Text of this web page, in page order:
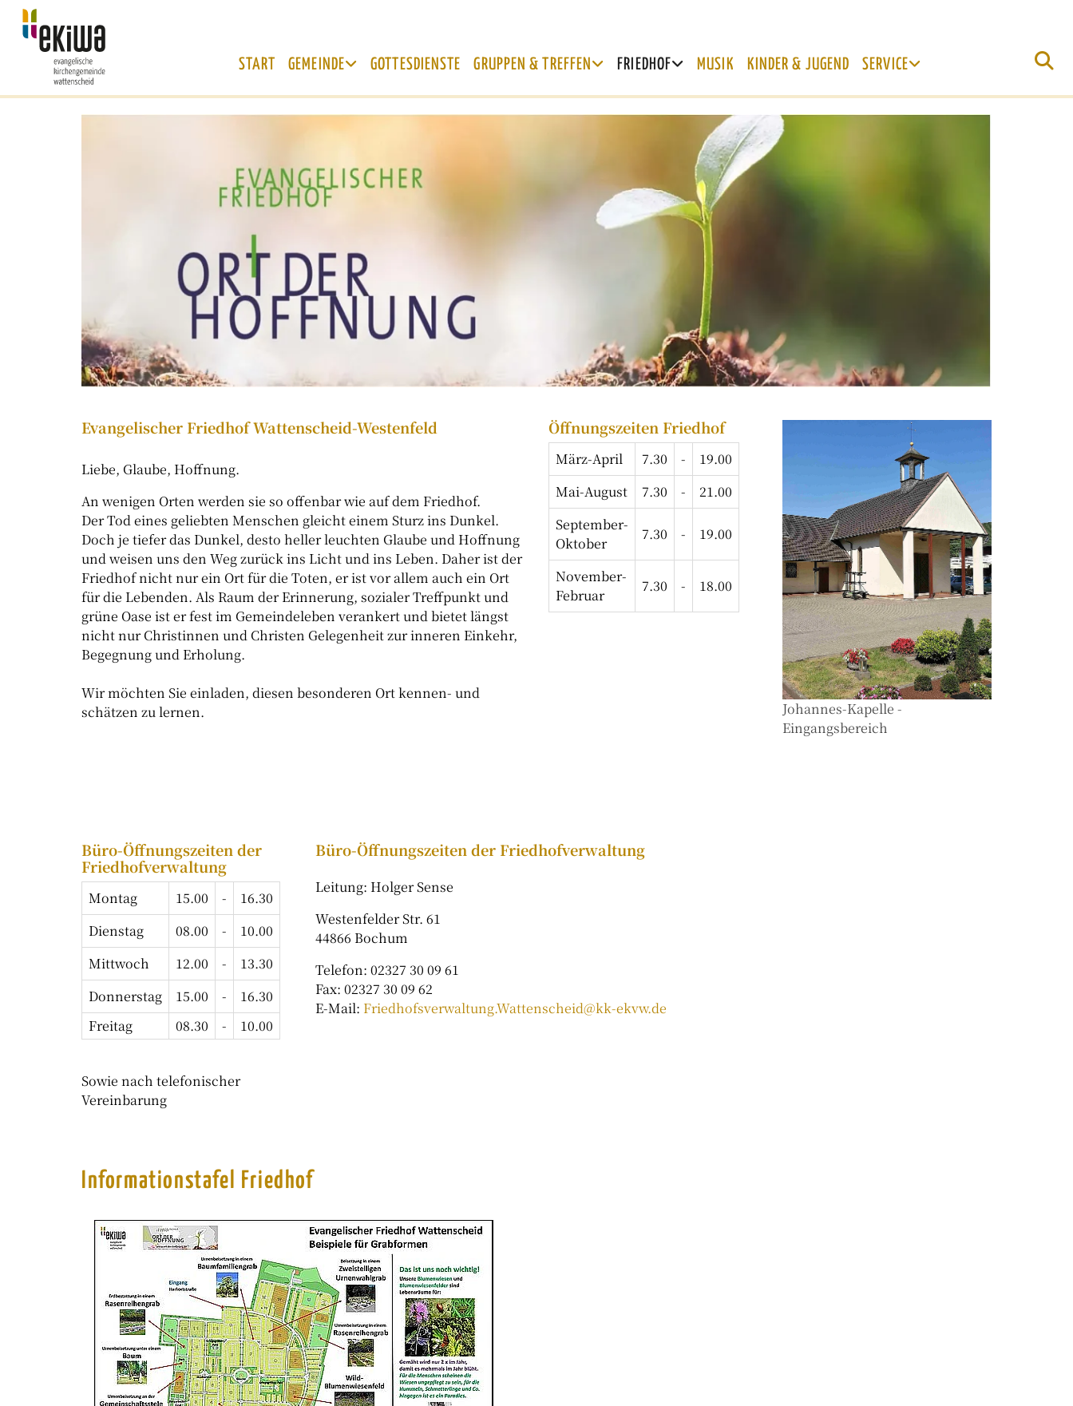
START GEMEINDE GOTTESDIENSTE GRUPPEN & TREFFEN FRIEDHOF MUSIK KINDER & JUGEND SERVICE
Evangelischer Friedhof Wattenscheid-Westenfeld
Liebe, Glaube, Hoffnung.
An wenigen Orten werden sie so offenbar wie auf dem Friedhof.
Der Tod eines geliebten Menschen gleicht einem Sturz ins Dunkel.
Doch je tiefer das Dunkel, desto heller leuchten Glaube und Hoffnung
und weisen uns den Weg zurück ins Licht und ins Leben. Daher ist der
Friedhof nicht nur ein Ort für die Toten, er ist vor allem auch ein Ort
für die Lebenden. Als Raum der Erinnerung, sozialer Treffpunkt und
grüne Oase ist er fest im Gemeindeleben verankert und bietet längst
nicht nur Christinnen und Christen Gelegenheit zur inneren Einkehr,
Begegnung und Erholung.
Wir möchten Sie einladen, diesen besonderen Ort kennen- und
schätzen zu lernen.
Öffnungszeiten Friedhof
März-April 7.30 -
19.00
Mai-August
7.30 -
21.00
September-
Oktober
7.30 - 19.00
November-
Februar
7.30 - 18.00
Johannes-Kapelle -
Eingangsbereich
Büro-Öffnungszeiten der
Friedhofverwaltung
Montag 15.00 -
16.30
Dienstag
08.00 -
10.00
Mittwoch
12.00 -
13.30
Donnerstag
15.00 -
16.30
Freitag
08.30 - 10.00
Sowie nach telefonischer
Vereinbarung
Büro-Öffnungszeiten der Friedhofverwaltung
Leitung: Holger Sense
Westenfelder Str. 61
44866 Bochum
Telefon: 02327 30 09 61
Fax: 02327 30 09 62
E-Mail: Friedhofsverwaltung.Wattenscheid@kk-ekvw.de
Informationstafel Friedhof